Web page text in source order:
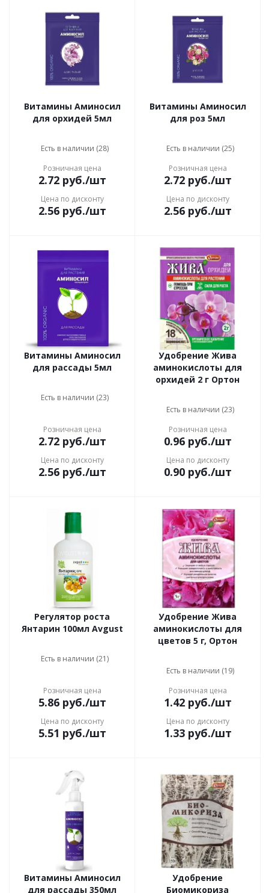
Витамины Аминосил
для орхидей 5мл
Есть в наличии (28)
Розничная цена
2.72руб./шт
Цена по дисконту
2.56руб./шт
Витамины Аминосил
для роз 5мл
Есть в наличии (25)
Розничная цена
2.72руб./шт
Цена по дисконту
2.56руб./шт
Витамины Аминосил
для рассады 5мл
Есть в наличии (23)
Розничная цена
2.72руб./шт
Цена по дисконту
2.56руб./шт
Удобрение Жива
аминокислоты для
орхидей 2 г Ортон
Есть в наличии (23)
Розничная цена
0.96руб./шт
Цена по дисконту
0.90руб./шт
Регулятор роста
Янтарин 100мл Avgust
Есть в наличии (21)
Розничная цена
5.86руб./шт
Цена по дисконту
5.51 руб./шт
Удобрение Жива
аминокислоты для
цветов 5 г, Ортон
Есть в наличии (19)
Розничная цена
1.42руб./шт
Цена по дисконту
1.33руб./шт
Витамины Аминосил
для рассады 350мл
Удобрение
Биомикориза